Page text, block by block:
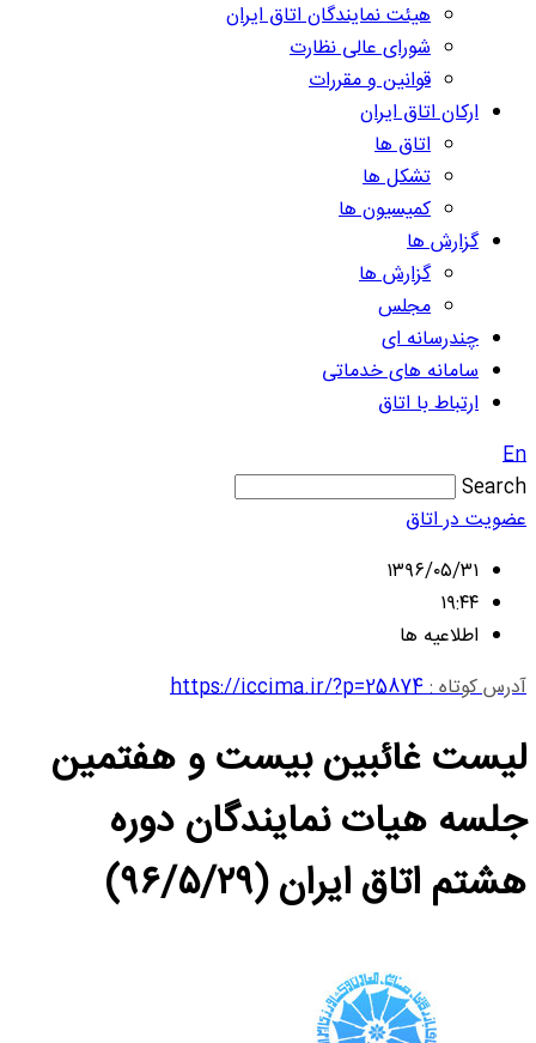
هیئت نمایندگان اتاق ایران
شورای عالی نظارت
قوانین و مقررات
ارکان اتاق ایران
اتاق ها
تشکل ها
کمیسیون ها
گزارش ها
گزارش ها
مجلس
چندرسانه ای
سامانه های خدماتی
ارتباط با اتاق
En
Search
عضویت در اتاق
۱۳۹۶/۰۵/۳۱
۱۹:۴۴
اطلاعیه ها
آدرس کوتاه :https://iccima.ir/?p=25874
لیست غائبین بیست و هفتمین
جلسه هیات نمایندگان دوره
هشتم اتاق ایران (۹۶/۵/۲۹)